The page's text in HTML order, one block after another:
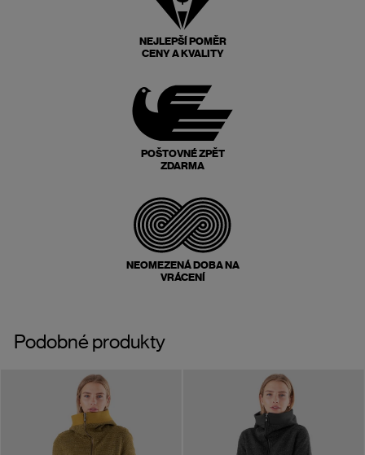
NEJLEPŠÍ POMĚR
CENY A KVALITY
POŠTOVNÉ ZPĚT
ZDARMA
NEOMEZENÁ DOBA NA
VRÁCENÍ
Podobné produkty